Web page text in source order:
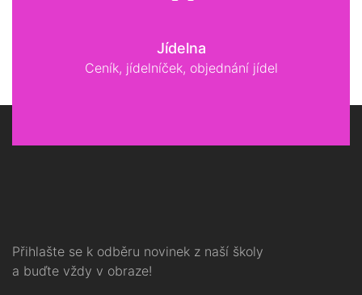
Jídelna
Ceník, jídelníček, objednání jídel
Přihlašte se k odběru novinek z naší školy
a buďte vždy v obraze!